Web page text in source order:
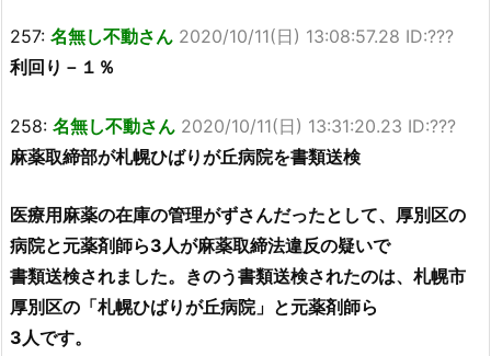
257: 名無し不動さん 2020/10/11(日) 13:08:57.28 ID:???
利回り－１％
258: 名無し不動さん 2020/10/11(日) 13:31:20.23 ID:???
麻薬取締部が札幌ひばりが丘病院を書類送検
医療用麻薬の在庫の管理がずさんだったとして、厚別区の
病院と元薬剤師ら3人が麻薬取締法違反の疑いで
書類送検されました。きのう書類送検されたのは、札幌市
厚別区の「札幌ひばりが丘病院」と元薬剤師ら
3人です。